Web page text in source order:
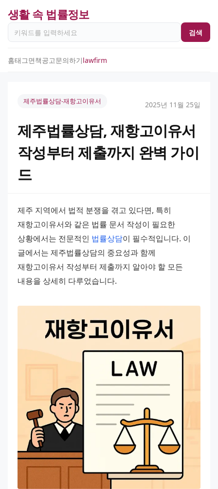
생활 속 법률정보
검색
홈태그면책공고문의하기lawfirm
제주법률상담-재항고이유서 2025년 11월 25일
제주법률상담, 재항고이유서
작성부터 제출까지 완벽 가이
드
제주 지역에서 법적 분쟁을 겪고 있다면, 특히
재항고이유서와 같은 법률 문서 작성이 필요한
상황에서는 전문적인 법률상담이 필수적입니다. 이
글에서는 제주법률상담의 중요성과 함께
재항고이유서 작성부터 제출까지 알아야 할 모든
내용을 상세히 다루었습니다.